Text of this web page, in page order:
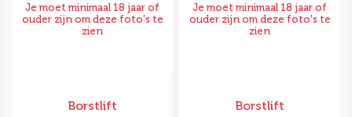
Je moet minimaal 18 jaar of
ouder zijn om deze foto's te
zien
Borstlift
Je moet minimaal 18 jaar of
ouder zijn om deze foto's te
zien
Borstlift